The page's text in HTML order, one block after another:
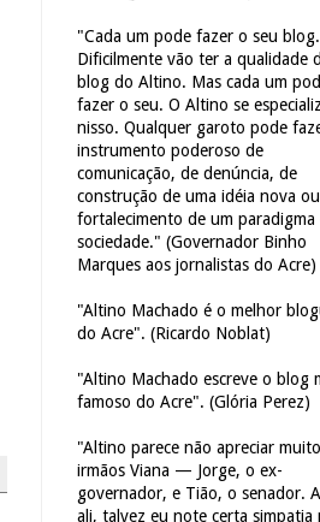
"Cada um pode fazer o seu blog.
Dificilmente vão ter a qualidade
blog do Altino. Mas cada um
fazer o seu. O Altino se
nisso. Qualquer garoto pode
instrumento poderoso de
comunicação, de denúncia, de
construção de uma idéia nova
fortalecimento de um paradigma
sociedade." (Governador Binho
Marques aos jornalistas do Acre)
"Altino Machado é o melhor
do Acre". (Ricardo Noblat)
"Altino Machado escreve o blog
famoso do Acre". (Glória Perez)
"Altino parece não apreciar
irmãos Viana — Jorge, o ex-
governador, e Tião, o senador.
ali, talvez eu note certa simpatia